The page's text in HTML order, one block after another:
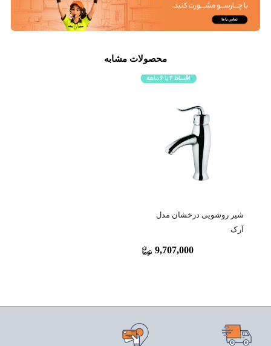
محصولات مشابه
شیر روشویی درخشان مدل
آرک
9,707,000